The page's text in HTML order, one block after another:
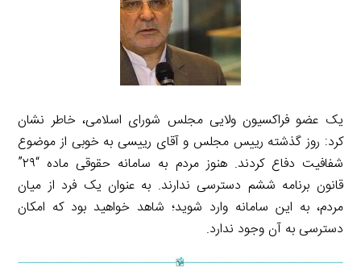
یک عضو فراکسیون ولایی مجلس شورای اسلامی، خاطر نشان
کرد: روز گذشته رییس مجلس و آقای رییسی به خوبی از موضوع
شفافیت دفاع کردند. هنوز مردم به سامانه حقوقی ماده “۲۹”
قانون برنامه ششم دسترسی ندارند. به عنوان یک فرد از میان
مردم، به این سامانه وارد شوید؛ شاهد خواهید بود که امکان
دسترسی به آن وجود ندارد.